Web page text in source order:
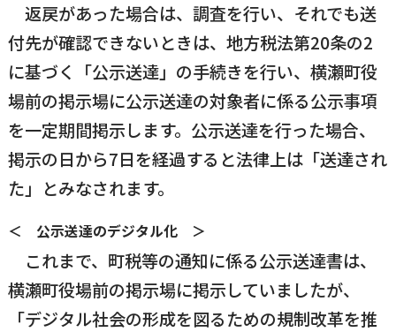
高齢者の方
引っ越し／移住・定住
おくやみ
よこハグ
手続きガイド
横瀬町（町長） へのご意見等
横瀬町公式note
横瀬町役場
TEL 0494-25-0111（代表）
開庁時間：8:30〜17:00
（土曜、日曜、祝日、年末年始を覗く）
窓口案内
メニューを閉じる
返戻があった場合は、調査を行い、それでも送
付先が確認できないときは、地方税法第20条の2
に基づく「公示送達」の手続きを行い、横瀬町役
場前の掲示場に公示送達の対象者に係る公示事項
を一定期間掲示します。公示送達を行った場合、
掲示の日から7日を経過すると法律上は「送達され
た」とみなされます。
＜ 公示送達のデジタル化 ＞
これまで、町税等の通知に係る公示送達書は、
横瀬町役場前の掲示場に掲示していましたが、
「デジタル社会の形成を図るための規制改革を推